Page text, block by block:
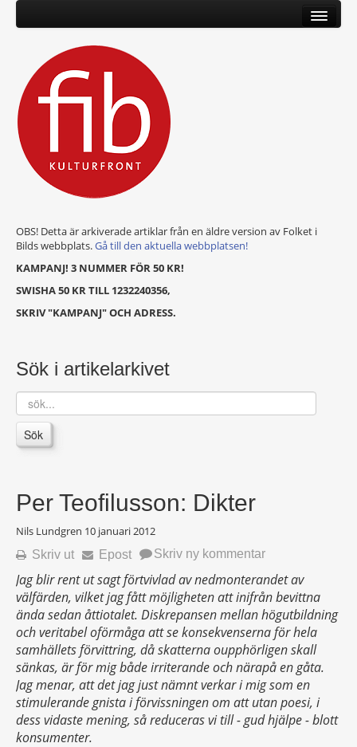
OBS! Detta är arkiverade artiklar från en äldre version av Folket i
Bilds webbplats.Gå till den aktuella webbplatsen!
KAMPANJ! 3 NUMMER FÖR 50 KR!
SWISHA 50 KR TILL 1232240356,
SKRIV "KAMPANJ" OCH ADRESS.
Sök i artikelarkivet
sök...
Sök
Per Teofilusson: Dikter
Nils Lundgren 10 januari 2012
Skriv ut Epost Skriv ny kommentar
Jag blir rent ut sagt förtvivlad av nedmonterandet av
välfärden, vilket jag fått möjligheten att inifrån bevittna
ända sedan åttiotalet. Diskrepansen mellan högutbildning
och veritabel oförmåga att se konsekvenserna för hela
samhällets förvittring, då skatterna oupphörligen skall
sänkas, är för mig både irriterande och närapå en gåta.
Jag menar, att det jag just nämnt verkar i mig som en
stimulerande gnista i förvissningen om att utan poesi, i
dess vidaste mening, så reduceras vi till - gud hjälpe - blott
konsumenter.